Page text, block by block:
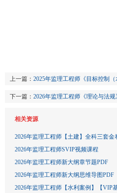
上一篇： 2025年监理工程师《目标控制
下一篇： 2026年监理工程师《理论与法
相关资源
2026年监理工程师【土建】全科三套金
2026年监理工程师SVIP视频课程
2026年监理工程师新大纲章节题PDF
2026年监理工程师新大纲思维导图PDF
2026年监理工程师【水利案例】【VIP